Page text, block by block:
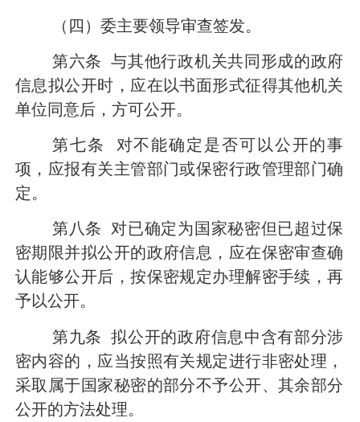
（四）委主要领导审查签发。
第六条
与其他行政机关共同形成的政府
信息拟公开时，应在以书面形式征得其他机关
单位同意后，方可公开。
第七条
对不能确定是否可以公开的事
项，应报有关主管部门或保密行政管理部门确
定。
第八条
对已确定为国家秘密但已超过保
密期限并拟公开的政府信息，应在保密审查确
认能够公开后，按保密规定办理解密手续，再
予以公开。
第九条
拟公开的政府信息中含有部分涉
密内容的，应当按照有关规定进行非密处理，
采取属于国家秘密的部分不予公开、其余部分
公开的方法处理。